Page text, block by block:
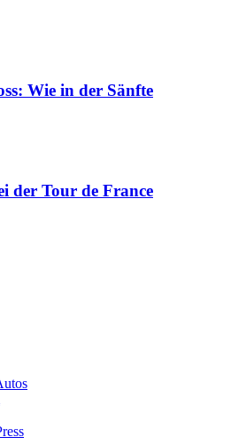
Wie in der Sänfte
der Tour de France